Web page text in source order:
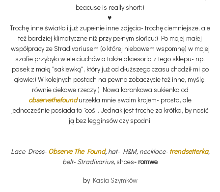
beacuse is really short:)
♥
Trochę inne światło i już zupełnie inne zdjęcia- trochę ciemniejsze, ale
też bardziej klimatyczne niż przy pełnym słońcu:) Po mojej małej
współpracy ze Stradivariusem (o której niebawem wspomnę) w mojej
szafie przybyło wiele ciuchów a także akcesoria z tego sklepu- np.
pasek z małą "sakiewką", który już od dłuższego czasu chodził mi po
głowie:) W kolejnych postach na pewno zobaczycie też inne, myślę,
równie ciekawe rzeczy:) Nowa koronkowa sukienka od
observethefound urzekła mnie swoim krojem- prosta, ale
jednocześnie posiada to "coś". Jednak jest trochę za krótka, by nosić
ją bez legginsów czy spodni.
Lace Dress- Observe The Found, hat- H&M, necklace- trendsetterka,
belt- Stradivarius, shoes- romwe
by Kasia Szymków